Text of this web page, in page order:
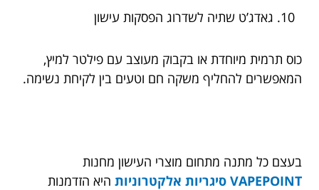
גאדג’ט שתיה לשדרוג הפסקות עישון
כוס תרמית מיוחדת או בקבוק מעוצב עם פילטר למיץ,
המאפשרים להחליף משקה חם וטעים בין לקיחת נשימה.
בעצם כל מתנה מתחום מוצרי העישון מחנות
VAPEPOINT סיגריות אלקטרוניות
היא הזדמנות